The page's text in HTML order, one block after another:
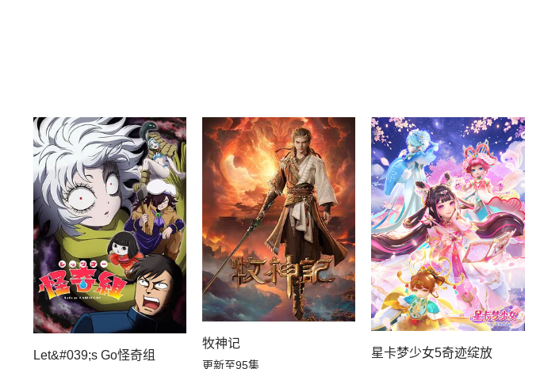
Let&#039;s Go怪奇组
牧神记
更新至95集
星卡梦少女5奇迹绽放